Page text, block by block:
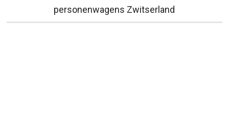
personenwagens Zwitserland